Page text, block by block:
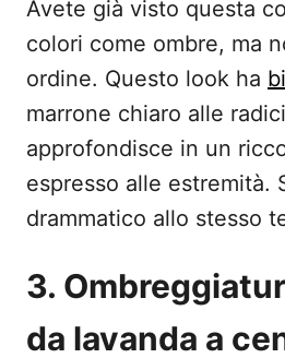
Avete già visto questa
colori come ombre, ma
ordine. Questo look ha
marrone chiaro alle
approfondisce in un
espresso alle estremità.
drammatico allo stesso
3.
da lavanda a